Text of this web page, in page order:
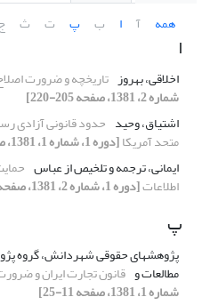
همه
آ ا ب پ ت ث
ا
اخلاقی، بهروز تاریخچه‌ و ضرورت‌
شماره 2، 1381، صفحه 205-220]
اشتیاق، وحید حدود قانونی‌ آزادی‌
متحد آمریکا[دوره 1، شماره 1، 1381، صفحه 155-166]
ایمانی، ترجمه و تلخیص از عباس
اطلاعات[دوره 1، شماره 2، 1381، صفحه 171-201]
پ
پژوهشهای‌ حقوقی‌ شهردانش‌،
مطالعات‌ و قانون‌ تجارت‌ ایران‌ و
شماره 1، 1381، صفحه 11-25]